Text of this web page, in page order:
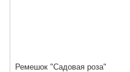
Ремешок "Садовая роза"